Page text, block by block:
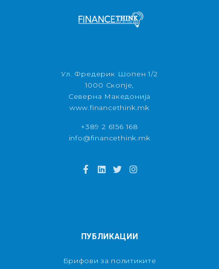
Ул. Фредерик Шопен 1/2
1000 Скопје,
Северна Македонија
www.financethink.mk
+389 2 6156 168
info@financethink.mk
ПУБЛИКАЦИИ
Брифови за политиките